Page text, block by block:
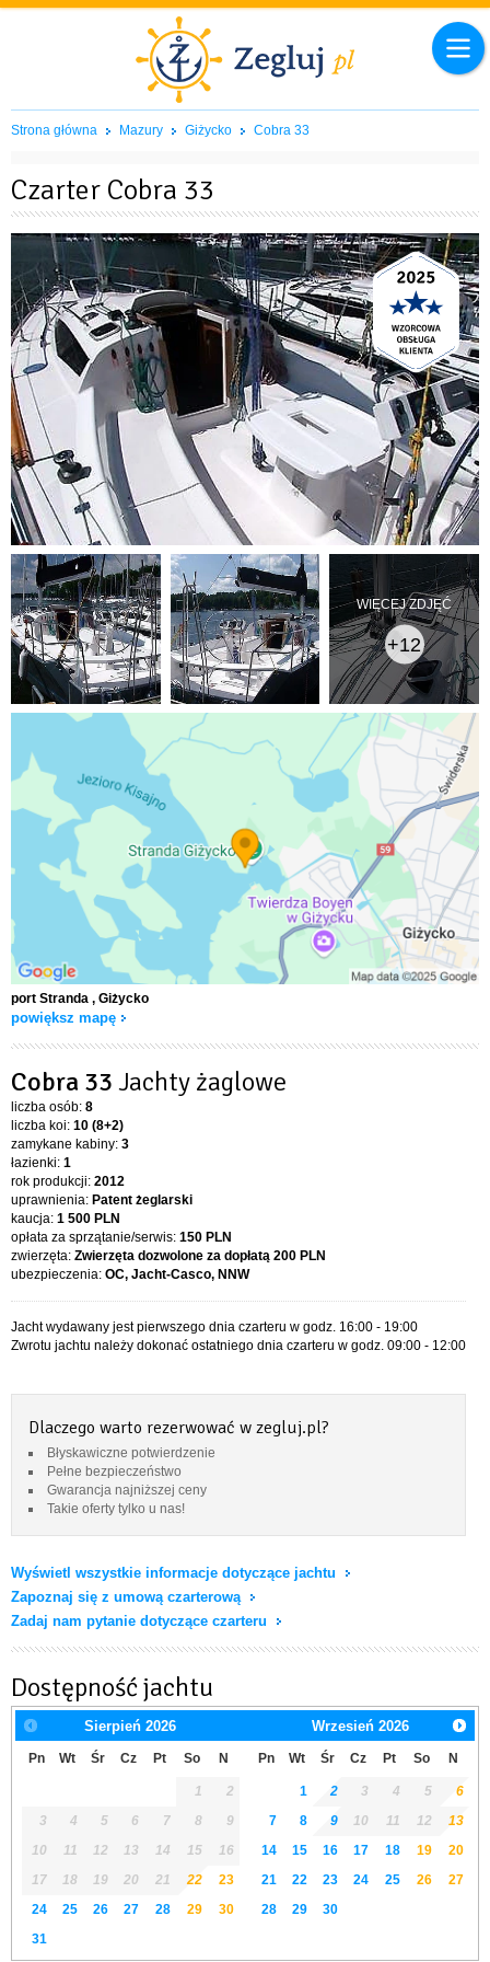
Strona główna Mazury Giżycko Cobra 33
Czarter Cobra 33
WIĘCEJ ZDJĘĆ
+12
port Stranda , Giżycko
powiększ mapę
Cobra 33 Jachty żaglowe
liczba osób: 8
liczba koi: 10 (8+2)
zamykane kabiny: 3
łazienki: 1
rok produkcji: 2012
uprawnienia: Patent żeglarski
kaucja: 1 500 PLN
opłata za sprzątanie/serwis: 150 PLN
zwierzęta: Zwierzęta dozwolone za dopłatą 200 PLN
ubezpieczenia: OC, Jacht-Casco, NNW
Jacht wydawany jest pierwszego dnia czarteru w godz. 16:00 - 19:00
Zwrotu jachtu należy dokonać ostatniego dnia czarteru w godz. 09:00 - 12:00
Dlaczego warto rezerwować w zegluj.pl?
Błyskawiczne potwierdzenie
Pełne bezpieczeństwo
Gwarancja najniższej ceny
Takie oferty tylko u nas!
Wyświetl wszystkie informacje dotyczące jachtu
Zapoznaj się z umową czarterową
Zadaj nam pytanie dotyczące czarteru
Dostępność jachtu
Sierpień 2026
Pn Wt Śr Cz Pt So N
1
2
3
4 5 6 7 8
9
10
11 12 13 14 15
16
17
18 19 20 21 22
23
24
25 26 27 28 29
30
31
Wrzesień 2026
Pn Wt Śr Cz Pt So N
1 2 3 4 5
6
7
8 9 10 11 12
13
14
15 16 17 18 19
20
21
22 23 24 25 26
27
28
29 30